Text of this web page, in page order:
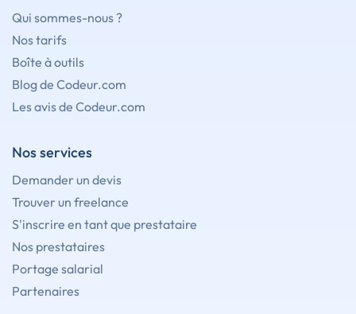
Qui sommes-nous ?
Nos tarifs
Boîte à outils
Blog de Codeur.com
Les avis de Codeur.com
Nos services
Demander un devis
Trouver un freelance
S'inscrire en tant que prestataire
Nos prestataires
Portage salarial
Partenaires